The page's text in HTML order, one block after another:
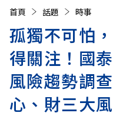
首頁 話題 時事
孤獨不可怕
得關注！國
風險趨勢調
心、財三大